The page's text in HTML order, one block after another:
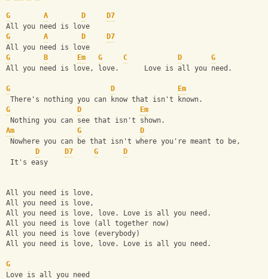
G A D
D7
All you need is love
G
A D
D7
All you need is love
G
B Em G C D
G
All you need is love, love.      Love is all you need.
G D
Em
There's nothing you can know that isn't known.
G
D
Em
Nothing you can see that isn't shown.
Am
G
D
Nowhere you can be that isn't where you're meant to be,
D
D7 G
D
It's easy
All you need is love,
All you need is love,
All you need is love, love. Love is all you need.
All you need is love (all together now)
All you need is love (everybody)
All you need is love, love. Love is all you need.
G
Love is all you need